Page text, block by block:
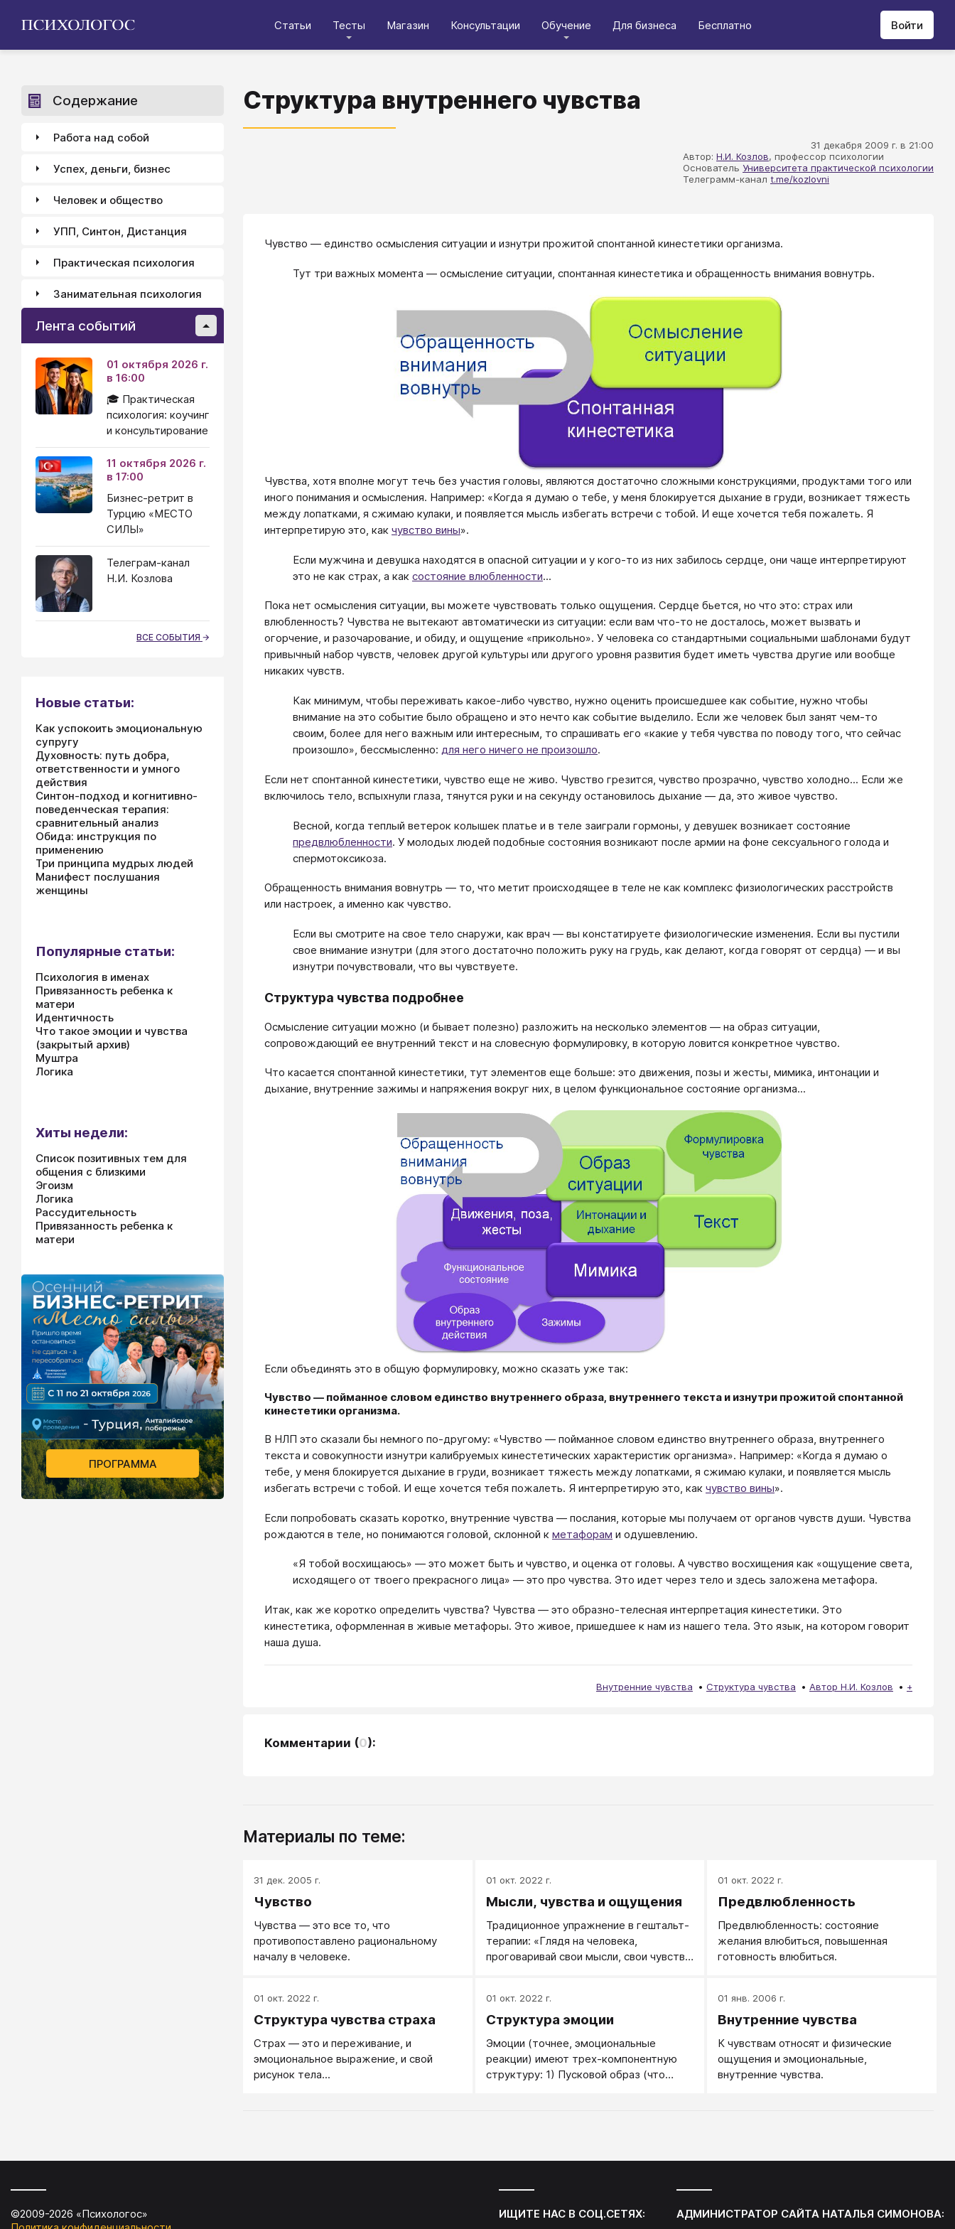
Статьи Тесты Магазин Консультации Обучение Для бизнеса Бесплатно Войти
Структура внутреннего чувства
31 декабря 2009 г. в 21:00
Автор: Н.И. Козлов, профессор психологии
Основатель Университета практической психологии
Телеграмм-канал t.me/kozlovni
Чувство — единство осмысления ситуации и изнутри прожитой спонтанной кинестетики организма.
Тут три важных момента — осмысление ситуации, спонтанная кинестетика и обращенность внимания вовнутрь.
Чувства, хотя вполне могут течь без участия головы, являются достаточно сложными конструкциями, продуктами того или
иного понимания и осмысления. Например: «Когда я думаю о тебе, у меня блокируется дыхание в груди, возникает тяжесть
между лопатками, я сжимаю кулаки, и появляется мысль избегать встречи с тобой. И еще хочется тебя пожалеть. Я
интерпретирую это, как чувство вины».
Если мужчина и девушка находятся в опасной ситуации и у кого-то из них забилось сердце, они чаще интерпретируют
это не как страх, а как состояние влюбленности...
Пока нет осмысления ситуации, вы можете чувствовать только ощущения. Сердце бьется, но что это: страх или
влюбленность? Чувства не вытекают автоматически из ситуации: если вам что-то не досталось, может вызвать и
огорчение, и разочарование, и обиду, и ощущение «прикольно». У человека со стандартными социальными шаблонами будут
привычный набор чувств, человек другой культуры или другого уровня развития будет иметь чувства другие или вообще
никаких чувств.
Как минимум, чтобы переживать какое-либо чувство, нужно оценить происшедшее как событие, нужно чтобы
внимание на это событие было обращено и это нечто как событие выделило. Если же человек был занят чем-то
своим, более для него важным или интересным, то спрашивать его «какие у тебя чувства по поводу того, что сейчас
произошло», бессмысленно: для него ничего не произошло.
Если нет спонтанной кинестетики, чувство еще не живо. Чувство грезится, чувство прозрачно, чувство холодно... Если же
включилось тело, вспыхнули глаза, тянутся руки и на секунду остановилось дыхание — да, это живое чувство.
Весной, когда теплый ветерок колышек платье и в теле заиграли гормоны, у девушек возникает состояние
предвлюбленности. У молодых людей подобные состояния возникают после армии на фоне сексуального голода и
спермотоксикоза.
Обращенность внимания вовнутрь — то, что метит происходящее в теле не как комплекс физиологических расстройств
или настроек, а именно как чувство.
Если вы смотрите на свое тело снаружи, как врач — вы констатируете физиологические изменения. Если вы пустили
свое внимание изнутри (для этого достаточно положить руку на грудь, как делают, когда говорят от сердца) — и вы
изнутри почувствовали, что вы чувствуете.
Структура чувства подробнее
Осмысление ситуации можно (и бывает полезно) разложить на несколько элементов — на образ ситуации,
сопровождающий ее внутренний текст и на словесную формулировку, в которую ловится конкретное чувство.
Что касается спонтанной кинестетики, тут элементов еще больше: это движения, позы и жесты, мимика, интонации и
дыхание, внутренние зажимы и напряжения вокруг них, в целом функциональное состояние организма...
Если объединять это в общую формулировку, можно сказать уже так:
Чувство — пойманное словом единство внутреннего образа, внутреннего текста и изнутри прожитой спонтанной
кинестетики организма.
В НЛП это сказали бы немного по-другому: «Чувство — пойманное словом единство внутреннего образа, внутреннего
текста и совокупности изнутри калибруемых кинестетических характеристик организма». Например: «Когда я думаю о
тебе, у меня блокируется дыхание в груди, возникает тяжесть между лопатками, я сжимаю кулаки, и появляется мысль
избегать встречи с тобой. И еще хочется тебя пожалеть. Я интерпретирую это, как чувство вины».
Если попробовать сказать коротко, внутренние чувства — послания, которые мы получаем от органов чувств души. Чувства
рождаются в теле, но понимаются головой, склонной к метафорам и одушевлению.
«Я тобой восхищаюсь» — это может быть и чувство, и оценка от головы. А чувство восхищения как «ощущение света,
исходящего от твоего прекрасного лица» — это про чувства. Это идет через тело и здесь заложена метафора.
Итак, как же коротко определить чувства? Чувства — это образно-телесная интерпретация кинестетики. Это
кинестетика, оформленная в живые метафоры. Это живое, пришедшее к нам из нашего тела. Это язык, на котором говорит
наша душа.
Внутренние чувства Структура чувства Автор Н.И. Козлов +
Комментарии (0):
Материалы по теме:
31 дек. 2005 г.
Чувство
Чувства — это все то, что
противопоставлено рациональному
началу в человеке.
01 окт. 2022 г.
Мысли, чувства и ощущения
Традиционное упражнение в гештальт-
терапии: «Глядя на человека,
проговаривай свои мысли, свои чувства
01 окт. 2022 г.
Предвлюбленность
Предвлюбленность: состояние
желания влюбиться, повышенная
готовность влюбиться.
01 окт. 2022 г.
Структура чувства страха
Страх — это и переживание, и
эмоциональное выражение, и свой
рисунок тела...
01 окт. 2022 г.
Структура эмоции
Эмоции (точнее, эмоциональные
реакции) имеют трех-компонентную
структуру: 1) Пусковой образ (что
01 янв. 2006 г.
Внутренние чувства
К чувствам относят и физические
ощущения и эмоциональные,
внутренние чувства.
Содержание
Работа над собой
Успех, деньги, бизнес
Человек и общество
УПП, Синтон, Дистанция
Практическая психология
Занимательная психология
Лента событий
01 октября 2026 г.
в 16:00
🎓 Практическая
психология: коучинг
и консультирование
11 октября 2026 г.
в 17:00
Бизнес-ретрит в
Турцию «МЕСТО
СИЛЫ»
Телеграм-канал
Н.И. Козлова
ВСЕ СОБЫТИЯ
Новые статьи:
Как успокоить эмоциональную
супругу
Духовность: путь добра,
ответственности и умного
действия
Синтон-подход и когнитивно-
поведенческая терапия:
сравнительный анализ
Обида: инструкция по
применению
Три принципа мудрых людей
Манифест послушания
женщины
Популярные статьи:
Психология в именах
Привязанность ребенка к
матери
Идентичность
Что такое эмоции и чувства
(закрытый архив)
Муштра
Логика
Хиты недели:
Список позитивных тем для
общения с близкими
Эгоизм
Логика
Рассудительность
Привязанность ребенка к
матери
ПРОГРАММА
©2009-2026 «Психологос»
ИЩИТЕ НАС В СОЦ.СЕТЯХ: АДМИНИСТРАТОР САЙТА НАТАЛЬЯ СИМОНОВА: